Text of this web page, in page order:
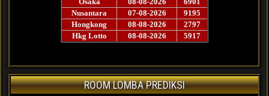
ROOM LOMBA PREDIKSI